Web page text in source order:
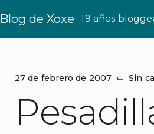
Blog de Xoxe 19 años
27 de febrero de 2007 ⌙ Sin